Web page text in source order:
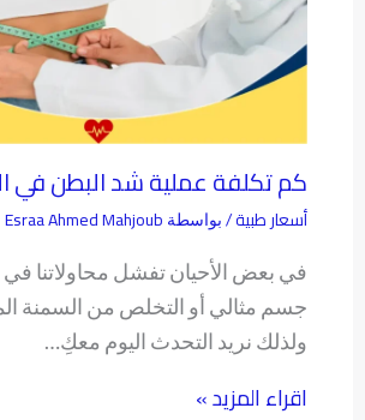
كم تكلفة عملية شد البطن في
أسعار طبية/ بواسطة Esraa Ahmed Mahjoub
في بعض الأحيان تفشل محاولاتنا
جسم مثالي أو التخلص من السمنة
ولذلك نريد التحدث اليوم معكِ…
اقراء المزيد »